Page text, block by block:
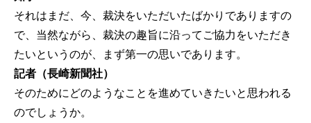
それはまだ、今、裁決をいただいたばかりでありますの
で、当然ながら、裁決の趣旨に沿ってご協力をいただき
たいというのが、まず第一の思いであります。
記者（長崎新聞社）
そのためにどのようなことを進めていきたいと思われる
のでしょうか。